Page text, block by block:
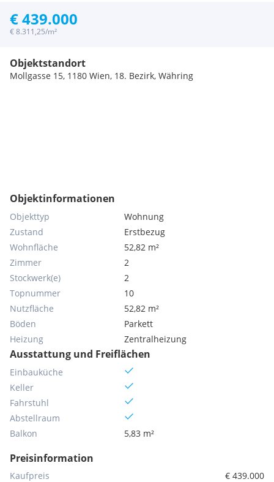
€ 439.000
€ 8.311,25/m²
Objektstandort
Mollgasse 15, 1180 Wien, 18. Bezirk, Währing
Objektinformationen
Objekttyp
Wohnung
Zustand
Erstbezug
Wohnfläche
52,82 m²
Zimmer
2
Stockwerk(e)
2
Topnummer
10
Nutzfläche
52,82 m²
Böden
Parkett
Heizung
Zentralheizung
Ausstattung und Freiflächen
Einbauküche
Keller
Fahrstuhl
Abstellraum
Balkon
5,83 m²
Preisinformation
Kaufpreis
€ 439.000